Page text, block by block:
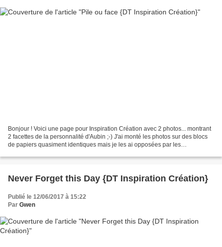
Bonjour ! Voici une page pour Inspiration Création avec 2 photos... montrant
2 facettes de la personnalité d'Aubin ;-) J'ai monté les photos sur des blocs
de papiers quasiment identiques mais je les ai opposées par les
Never Forget this Day {DT Inspiration Création}
Publié le 12/06/2017 à 15:22
Par Gwen